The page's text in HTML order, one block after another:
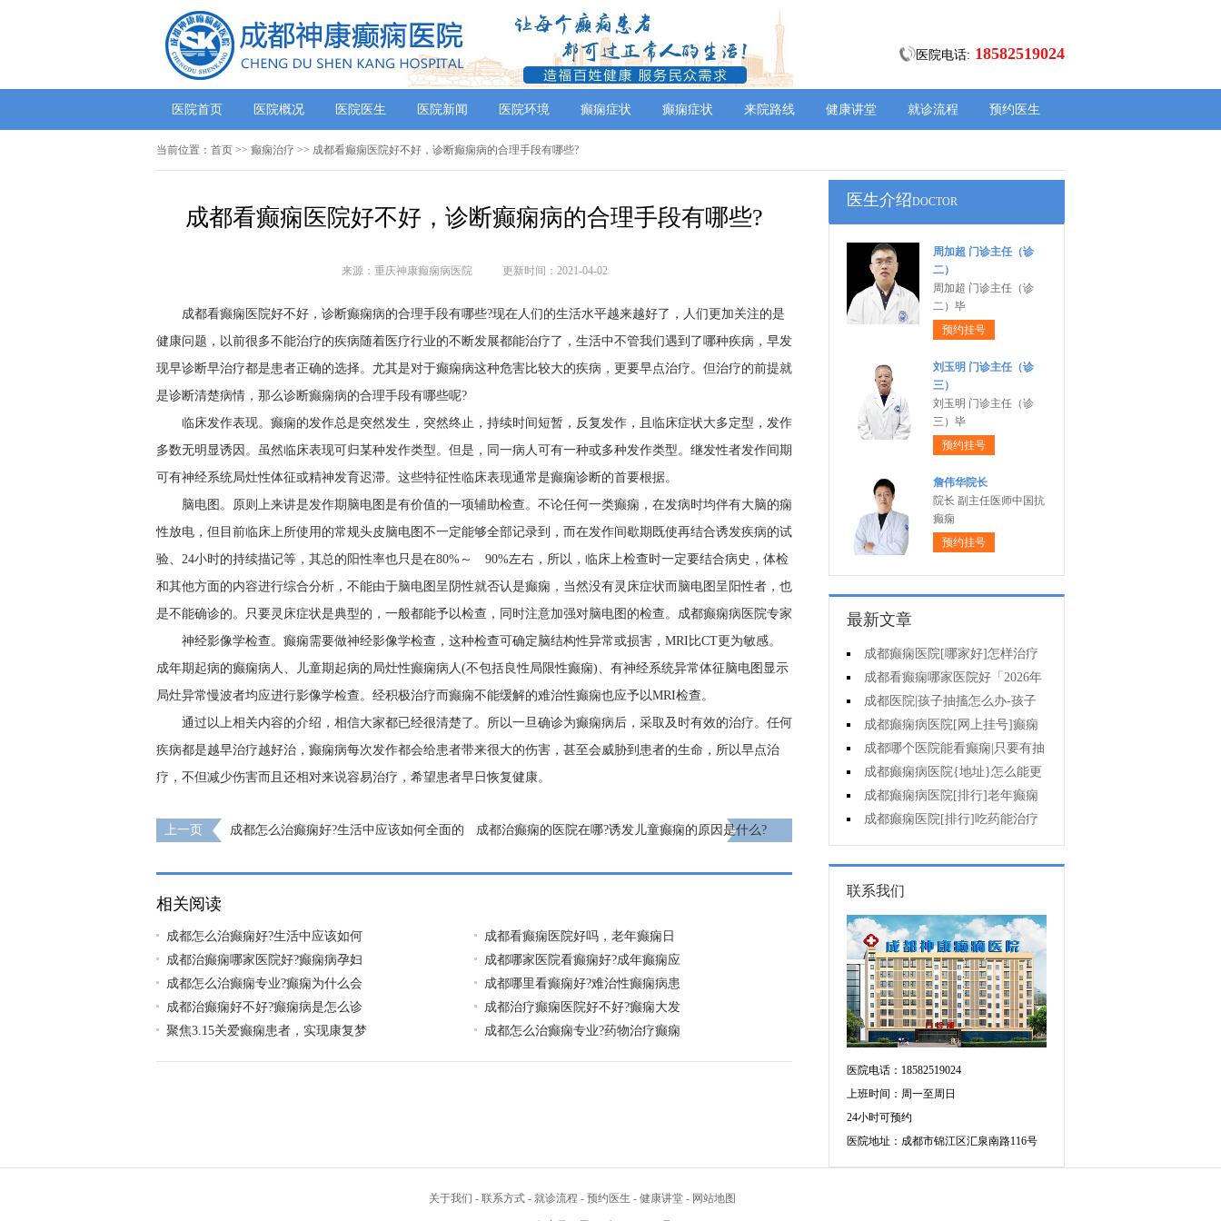
医院电话: 18582519024
医院首页 医院概况 医院医生 医院新闻 医院环境 癫痫症状 癫痫症状 来院路线 健康讲堂 就诊流程 预约医生
当前位置： 首页 >> 癫痫治疗 >> 成都看癫痫医院好不好，诊断癫痫病的合理手段有哪些?
成都看癫痫医院好不好，诊断癫痫病的合理手段有哪些?
来源：重庆神康癫痫病医院 更新时间：2021-04-02
成都看癫痫医院好不好，诊断癫痫病的合理手段有哪些?现在人们的生活水平越来越好了，人们更加关注的是
健康问题，以前很多不能治疗的疾病随着医疗行业的不断发展都能治疗了，生活中不管我们遇到了哪种疾病，早发
现早诊断早治疗都是患者正确的选择。尤其是对于癫痫病这种危害比较大的疾病，更要早点治疗。但治疗的前提就
是诊断清楚病情，那么诊断癫痫病的合理手段有哪些呢?
临床发作表现。癫痫的发作总是突然发生，突然终止，持续时间短暂，反复发作，且临床症状大多定型，发作
多数无明显诱因。虽然临床表现可归某种发作类型。但是，同一病人可有一种或多种发作类型。继发性者发作间期
可有神经系统局灶性体征或精神发育迟滞。这些特征性临床表现通常是癫痫诊断的首要根据。
脑电图。原则上来讲是发作期脑电图是有价值的一项辅助检查。不论任何一类癫痫，在发病时均伴有大脑的痫
性放电，但目前临床上所使用的常规头皮脑电图不一定能够全部记录到，而在发作间歇期既使再结合诱发疾病的试
验、24小时的持续描记等，其总的阳性率也只是在80%～ 90%左右，所以，临床上检查时一定要结合病史，体检
和其他方面的内容进行综合分析，不能由于脑电图呈阴性就否认是癫痫，当然没有灵床症状而脑电图呈阳性者，也
是不能确诊的。只要灵床症状是典型的，一般都能予以检查，同时注意加强对脑电图的检查。 成都癫痫病医院专家
神经影像学检查。癫痫需要做神经影像学检查，这种检查可确定脑结构性异常或损害，MRI比CT更为敏感。
成年期起病的癫痫病人、儿童期起病的局灶性癫痫病人(不包括良性局限性癫痫)、有神经系统异常体征脑电图显示
局灶异常慢波者均应进行影像学检查。经积极治疗而癫痫不能缓解的难治性癫痫也应予以MRI检查。
通过以上相关内容的介绍，相信大家都已经很清楚了。所以一旦确诊为癫痫病后，采取及时有效的治疗。任何
疾病都是越早治疗越好治，癫痫病每次发作都会给患者带来很大的伤害，甚至会威胁到患者的生命，所以早点治
疗，不但减少伤害而且还相对来说容易治疗，希望患者早日恢复健康。
上一页
成都怎么治癫痫好?生活中应该如何全面的
成都治癫痫的医院在哪?诱发儿童癫痫的原因是什么?
相关阅读
成都怎么治癫痫好?生活中应该如何
成都看癫痫医院好吗，老年癫痫日
成都治癫痫哪家医院好?癫痫病孕妇
成都哪家医院看癫痫好?成年癫痫应
成都怎么治癫痫专业?癫痫为什么会
成都哪里看癫痫好?难治性癫痫病患
成都治癫痫好不好?癫痫病是怎么诊
成都治疗癫痫医院好不好?癫痫大发
聚焦3.15关爱癫痫患者，实现康复梦
成都怎么治癫痫专业?药物治疗癫痫
医生介绍DOCTOR
周加超 门诊主任（诊
二）
周加超 门诊主任（诊
二）毕
预约挂号
刘玉明 门诊主任（诊
三）
刘玉明 门诊主任（诊
三）毕
预约挂号
詹伟华院长
院长 副主任医师中国抗
癫痫
预约挂号
最新文章
成都癫痫医院[哪家好]怎样治疗
癫痫可以好?
成都看癫痫哪家医院好「2026年
度公布」癫痫病人的饮食禁忌
成都医院|孩子抽搐怎么办-孩子
得癫痫后能出门吗?
成都癫痫病医院[网上挂号]癫痫
对孩子的伤害有什么?
成都哪个医院能看癫痫|只要有抽
搐就是癫痫病吗?
成都癫痫病医院{地址}怎么能更
有效治癫痫?
成都癫痫病医院[排行]老年癫痫
增多的原因是什么?
成都癫痫医院[排行]吃药能治疗
好癫痫吗?
联系我们
医院电话：18582519024
上班时间：周一至周日
24小时可预约
医院地址：成都市锦江区汇泉南路116号
关于我们 - 联系方式 - 就诊流程 - 预约医生 - 健康讲堂 - 网站地图